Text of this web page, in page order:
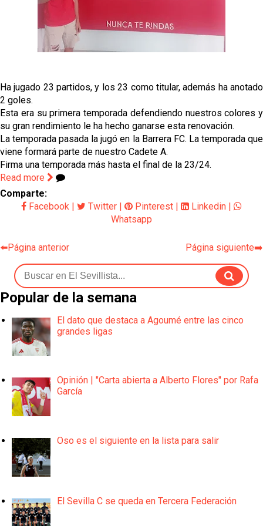
gestión de un inválido Consejo
El Sevilla C se queda en Tercera Federación
contrastes antes del inicio de LaLiga
Joan Jordán cerca de salir del Sevilla FC
Apuesta por la juventud y las ideas claras: el once
que perfila el Sevilla FC para el debut liguero
Ha jugado 23 partidos, y los 23 como titular, además ha anotado
2 goles.
Esta era su primera temporada defendiendo nuestros colores y
su gran rendimiento le ha hecho ganarse esta renovación.
La temporada pasada la jugó en la Barrera FC. La temporada que
viene formará parte de nuestro Cadete A.
Firma una temporada más hasta el final de la 23/24.
Read more
Comparte:
Facebook
Twitter Pinterest Linkedin
Whatsapp
⬅️Página anterior Página siguiente➡️
Popular de la semana
El dato que destaca a Agoumé entre las cinco
grandes ligas
Opinión | "Carta abierta a Alberto Flores" por Rafa
García
Oso es el siguiente en la lista para salir
El Sevilla C se queda en Tercera Federación